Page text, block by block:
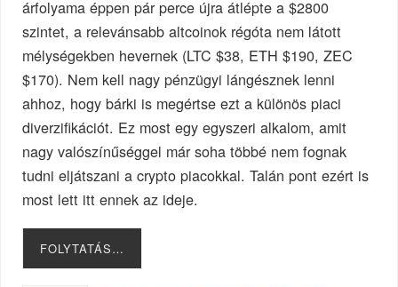
árfolyama éppen pár perce újra átlépte a $2800
szintet, a relevánsabb altcoinok régóta nem látott
mélységekben hevernek (LTC $38, ETH $190, ZEC
$170). Nem kell nagy pénzügyi lángésznek lenni
ahhoz, hogy bárki is megértse ezt a különös piaci
diverzifikációt. Ez most egy egyszeri alkalom, amit
nagy valószínűséggel már soha többé nem fognak
tudni eljátszani a crypto piacokkal. Talán pont ezért is
most lett itt ennek az ideje.
FOLYTATÁS…